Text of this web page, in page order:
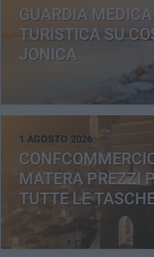
GUARDIA MEDICA
TURISTICA SU
JONICA
1 AGOSTO 2026
MATERA PREZZI
TUTTE LE